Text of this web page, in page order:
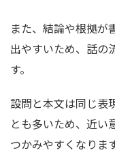
また、結論や根拠が
出やすいため、話の
す。
設問と本文は同じ表
とも多いため、近い
つかみやすくなります